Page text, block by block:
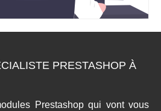
PRESTASHOP À
Prestashop qui vont vous